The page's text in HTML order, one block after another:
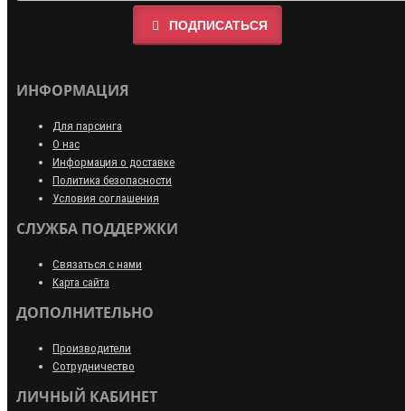
ПОДПИСАТЬСЯ
ИНФОРМАЦИЯ
Для парсинга
О нас
Информация о доставке
Политика безопасности
Условия соглашения
СЛУЖБА ПОДДЕРЖКИ
Связаться с нами
Карта сайта
ДОПОЛНИТЕЛЬНО
Производители
Сотрудничество
ЛИЧНЫЙ КАБИНЕТ